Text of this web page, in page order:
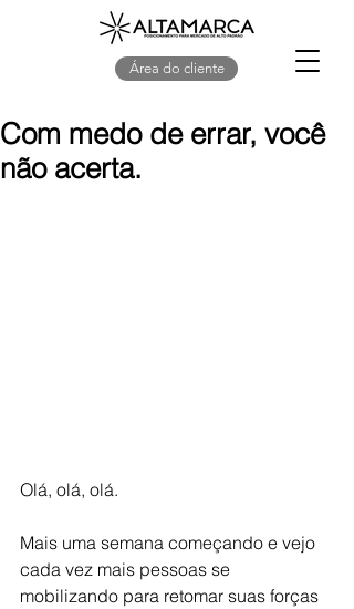
Área do cliente
Com medo de errar, você
não acerta.
Olá, olá, olá.
Mais uma semana começando e vejo
cada vez mais pessoas se
mobilizando para retomar suas forças